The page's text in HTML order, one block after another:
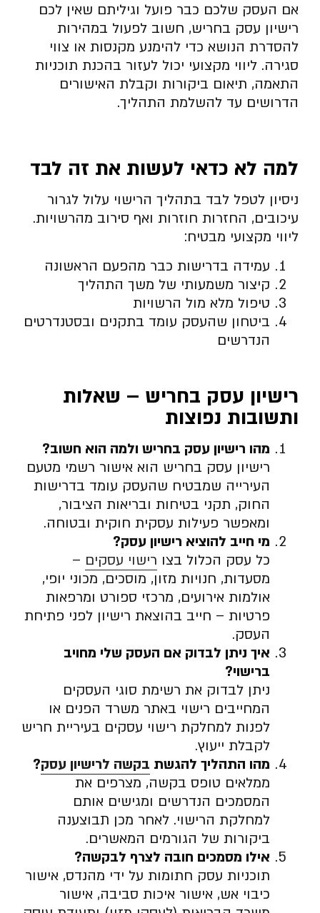
אם העסק שלכם כבר פועל וגיליתם שאין לכם
רישיון עסק בחריש, חשוב לפעול במהירות
להסדרת הנושא כדי להימנע מקנסות או צווי
סגירה. ליווי מקצועי יכול לעזור בהכנת תוכניות
התאמה, תיאום ביקורות וקבלת האישורים
הדרושים עד להשלמת התהליך.
למה לא כדאי לעשות את זה לבד
ניסיון לטפל לבד בתהליך הרישוי עלול לגרור
עיכובים, החזרות חוזרות ואף סירוב מהרשויות.
ליווי מקצועי מבטיח:
עמידה בדרישות כבר מהפעם הראשונה
קיצור משמעותי של משך התהליך
טיפול מלא מול הרשויות
ביטחון שהעסק עומד בתקנים ובסטנדרטים
הנדרשים
רישיון עסק בחריש – שאלות
ותשובות נפוצות
מהו רישיון עסק בחריש ולמה הוא חשוב?
רישיון עסק בחריש הוא אישור רשמי מטעם
העירייה שמבטיח שהעסק עומד בדרישות
החוק, תקני בטיחות ובריאות הציבור,
ומאפשר פעילות עסקית חוקית ובטוחה.
מי חייב להוציא רישיון עסק?
כל עסק הכלול בצו רישוי עסקים –
מסעדות, חנויות מזון, מוסכים, מכוני יופי,
אולמות אירועים, מרכזי ספורט ומרפאות
פרטיות – חייב בהוצאת רישיון לפני פתיחת
העסק.
איך ניתן לבדוק אם העסק שלי מחויב
ברישוי?
ניתן לבדוק את רשימת סוגי העסקים
המחייבים רישוי באתר משרד הפנים או
לפנות למחלקת רישוי עסקים בעיריית חריש
לקבלת ייעוץ.
מהו התהליך להגשת בקשה לרישיון עסק?
ממלאים טופס בקשה, מצרפים את
המסמכים הנדרשים ומגישים אותם
למחלקת הרישוי. לאחר מכן תבוצענה
ביקורות של הגורמים המאשרים.
אילו מסמכים חובה לצרף לבקשה?
תוכניות עסק חתומות על ידי מהנדס, אישור
כיבוי אש, אישור איכות סביבה, אישור